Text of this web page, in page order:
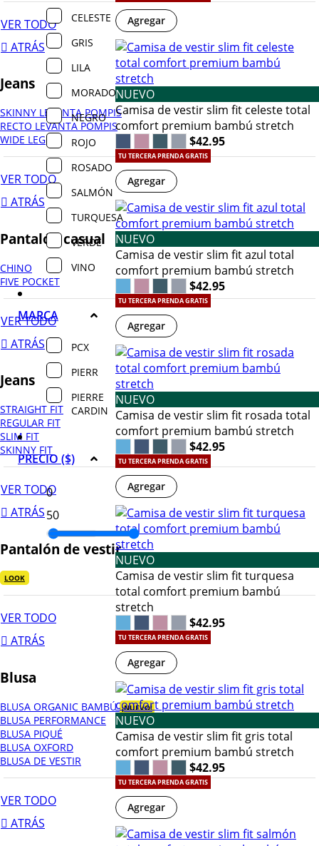
VER TODO
ATRÁS
Jeans
SKINNY LEVANTA POMPIS
RECTO LEVANTA POMPIS
WIDE LEG
VER TODO
ATRÁS
Pantalón casual
CHINO
FIVE POCKET
VER TODO
ATRÁS
Jeans
STRAIGHT FIT
REGULAR FIT
SLIM FIT
SKINNY FIT
VER TODO
ATRÁS
Pantalón de vestir
LOOK
VER TODO
ATRÁS
Blusa
BLUSA ORGANIC BAMBÚ ¡NUEVO!
BLUSA PERFORMANCE
BLUSA PIQUÉ
BLUSA OXFORD
BLUSA DE VESTIR
VER TODO
ATRÁS
CELESTE
GRIS
LILA
MORADO
NEGRO
ROJO
ROSADO
SALMÓN
TURQUESA
VERDE
VINO
MARCA
PCX
PIERR
PIERRE
CARDIN
PRECIO ($)
Agregar
NUEVO
Camisa de vestir slim fit celeste total
comfort premium bambú stretch
$42.95
TU TERCERA PRENDA GRATIS
Agregar
NUEVO
Camisa de vestir slim fit azul total
comfort premium bambú stretch
$42.95
TU TERCERA PRENDA GRATIS
Agregar
NUEVO
Camisa de vestir slim fit rosada total
comfort premium bambú stretch
$42.95
TU TERCERA PRENDA GRATIS
Agregar
NUEVO
Camisa de vestir slim fit turquesa
total comfort premium bambú
stretch
$42.95
TU TERCERA PRENDA GRATIS
Agregar
NUEVO
Camisa de vestir slim fit gris total
comfort premium bambú stretch
$42.95
TU TERCERA PRENDA GRATIS
Agregar